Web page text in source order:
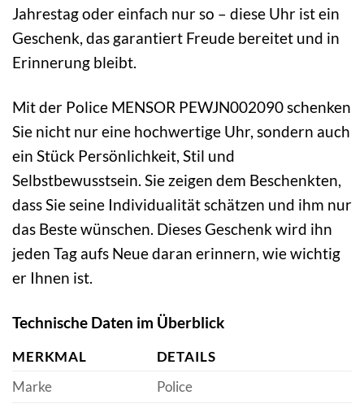
Jahrestag oder einfach nur so – diese Uhr ist ein
Geschenk, das garantiert Freude bereitet und in
Erinnerung bleibt.
Mit der Police MENSOR PEWJN002090 schenken
Sie nicht nur eine hochwertige Uhr, sondern auch
ein Stück Persönlichkeit, Stil und
Selbstbewusstsein. Sie zeigen dem Beschenkten,
dass Sie seine Individualität schätzen und ihm nur
das Beste wünschen. Dieses Geschenk wird ihn
jeden Tag aufs Neue daran erinnern, wie wichtig
er Ihnen ist.
Technische Daten im Überblick
MERKMAL
DETAILS
Marke
Police